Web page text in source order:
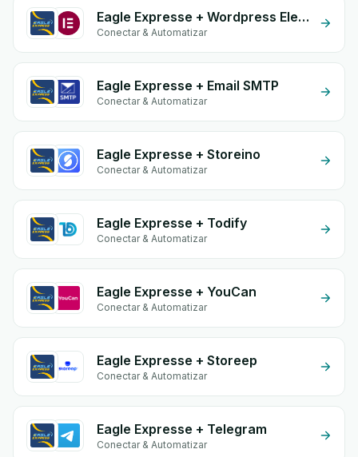
Eagle Expresse + Wordpress Elementor
Conectar & Automatizar
Eagle Expresse + Email SMTP
Conectar & Automatizar
Eagle Expresse + Storeino
Conectar & Automatizar
Eagle Expresse + Todify
Conectar & Automatizar
Eagle Expresse + YouCan
Conectar & Automatizar
Eagle Expresse + Storeep
Conectar & Automatizar
Eagle Expresse + Telegram
Conectar & Automatizar